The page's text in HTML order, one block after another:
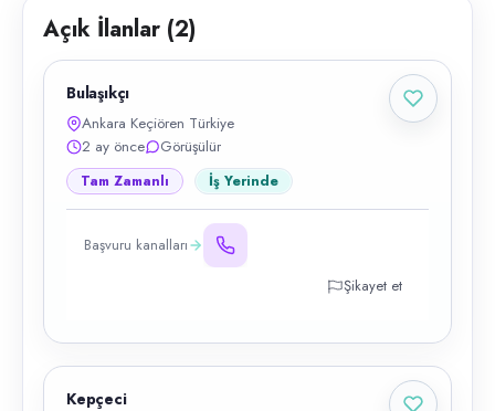
Açık İlanlar (2)
Bulaşıkçı
Ankara Keçiören Türkiye
2 ay önce
Görüşülür
Tam Zamanlı İş Yerinde
Başvuru kanalları
Şikayet et
Kepçeci